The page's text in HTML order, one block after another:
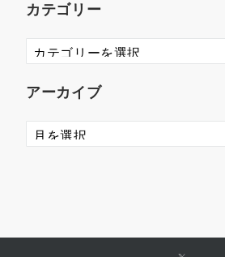
カテゴリー
アーカイブ